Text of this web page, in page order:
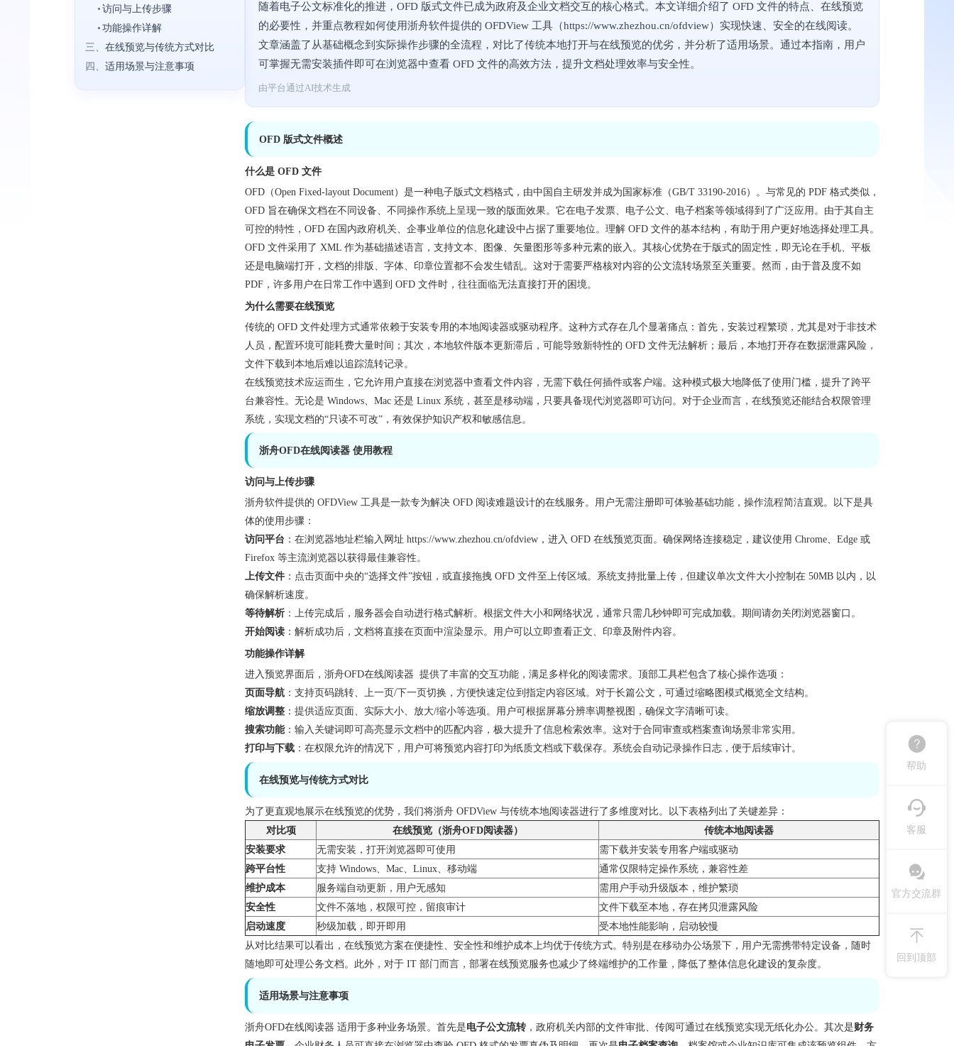
• 访问与上传步骤
• 功能操作详解
三、 在线预览与传统方式对比
四、 适用场景与注意事项
随着电子公文标准化的推进，OFD 版式文件已成为政府及企业文档交互的核心格式。本文详细介绍了 OFD 文件的特点、在线预览
的必要性，并重点教程如何使用浙舟软件提供的 OFDView 工具（https://www.zhezhou.cn/ofdview）实现快速、安全的在线阅读。
文章涵盖了从基础概念到实际操作步骤的全流程，对比了传统本地打开与在线预览的优劣，并分析了适用场景。通过本指南，用户
可掌握无需安装插件即可在浏览器中查看 OFD 文件的高效方法，提升文档处理效率与安全性。
由平台通过AI技术生成
OFD 版式文件概述
什么是 OFD 文件
OFD（Open Fixed-layout Document）是一种电子版式文档格式，由中国自主研发并成为国家标准（GB/T 33190-2016）。与常见的 PDF 格式类似，
OFD 旨在确保文档在不同设备、不同操作系统上呈现一致的版面效果。它在电子发票、电子公文、电子档案等领域得到了广泛应用。由于其自主
可控的特性，OFD 在国内政府机关、企事业单位的信息化建设中占据了重要地位。理解 OFD 文件的基本结构，有助于用户更好地选择处理工具。
OFD 文件采用了 XML 作为基础描述语言，支持文本、图像、矢量图形等多种元素的嵌入。其核心优势在于版式的固定性，即无论在手机、平板
还是电脑端打开，文档的排版、字体、印章位置都不会发生错乱。这对于需要严格核对内容的公文流转场景至关重要。然而，由于普及度不如
PDF，许多用户在日常工作中遇到 OFD 文件时，往往面临无法直接打开的困境。
为什么需要在线预览
传统的 OFD 文件处理方式通常依赖于安装专用的本地阅读器或驱动程序。这种方式存在几个显著痛点：首先，安装过程繁琐，尤其是对于非技术
人员，配置环境可能耗费大量时间；其次，本地软件版本更新滞后，可能导致新特性的 OFD 文件无法解析；最后，本地打开存在数据泄露风险，
文件下载到本地后难以追踪流转记录。
在线预览技术应运而生，它允许用户直接在浏览器中查看文件内容，无需下载任何插件或客户端。这种模式极大地降低了使用门槛，提升了跨平
台兼容性。无论是 Windows、Mac 还是 Linux 系统，甚至是移动端，只要具备现代浏览器即可访问。对于企业而言，在线预览还能结合权限管理
系统，实现文档的“只读不可改”，有效保护知识产权和敏感信息。
浙舟OFD在线阅读器 使用教程
访问与上传步骤
浙舟软件提供的 OFDView 工具是一款专为解决 OFD 阅读难题设计的在线服务。用户无需注册即可体验基础功能，操作流程简洁直观。以下是具
体的使用步骤：
访问平台 ：在浏览器地址栏输入网址 https://www.zhezhou.cn/ofdview，进入 OFD 在线预览页面。确保网络连接稳定，建议使用 Chrome、Edge 或
Firefox 等主流浏览器以获得最佳兼容性。
上传文件：点击页面中央的“选择文件”按钮，或直接拖拽 OFD 文件至上传区域。系统支持批量上传，但建议单次文件大小控制在 50MB 以内，以
确保解析速度。
等待解析：上传完成后，服务器会自动进行格式解析。根据文件大小和网络状况，通常只需几秒钟即可完成加载。期间请勿关闭浏览器窗口。
开始阅读 ：解析成功后，文档将直接在页面中渲染显示。用户可以立即查看正文、印章及附件内容。
功能操作详解
进入预览界面后，浙舟OFD在线阅读器 提供了丰富的交互功能，满足多样化的阅读需求。顶部工具栏包含了核心操作选项：
页面导航 ：支持页码跳转、上一页/下一页切换，方便快速定位到指定内容区域。对于长篇公文，可通过缩略图模式概览全文结构。
缩放调整 ：提供适应页面、实际大小、放大/缩小等选项。用户可根据屏幕分辨率调整视图，确保文字清晰可读。
搜索功能：输入关键词即可高亮显示文档中的匹配内容，极大提升了信息检索效率。这对于合同审查或档案查询场景非常实用。
打印与下载 ：在权限允许的情况下，用户可将预览内容打印为纸质文档或下载保存。系统会自动记录操作日志，便于后续审计。
在线预览与传统方式对比
为了更直观地展示在线预览的优势，我们将浙舟 OFDView 与传统本地阅读器进行了多维度对比。以下表格列出了关键差异：
对比项
在线预览（浙舟OFD阅读器）
传统本地阅读器
安装要求
无需安装，打开浏览器即可使用
需下载并安装专用客户端或驱动
跨平台性
支持 Windows、Mac、Linux、移动端
通常仅限特定操作系统，兼容性差
维护成本
服务端自动更新，用户无感知
需用户手动升级版本，维护繁琐
安全性
文件不落地，权限可控，留痕审计
文件下载至本地，存在拷贝泄露风险
启动速度
秒级加载，即开即用
受本地性能影响，启动较慢
从对比结果可以看出，在线预览方案在便捷性、安全性和维护成本上均优于传统方式。特别是在移动办公场景下，用户无需携带特定设备，随时
随地即可处理公务文档。此外，对于 IT 部门而言，部署在线预览服务也减少了终端维护的工作量，降低了整体信息化建设的复杂度。
适用场景与注意事项
浙舟OFD在线阅读器 适用于多种业务场景。首先是电子公文流转，政府机关内部的文件审批、传阅可通过在线预览实现无纸化办公。其次是财务
帮助
客服
官方交流群
回到顶部